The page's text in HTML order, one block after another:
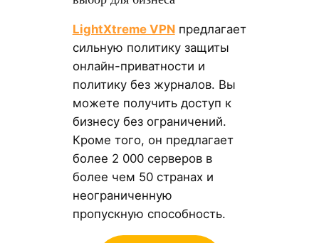
LightXtreme VPNпредлагает
сильную политику защиты
онлайн-приватности и
политику без журналов. Вы
можете получить доступ к
бизнесу без ограничений.
Кроме того, он предлагает
более 2 000 серверов в
более чем 50 странах и
неограниченную
пропускную способность.